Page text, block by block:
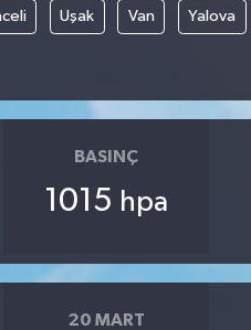
Uşak Van Yalova
BASINÇ
1015 hpa
20 MART